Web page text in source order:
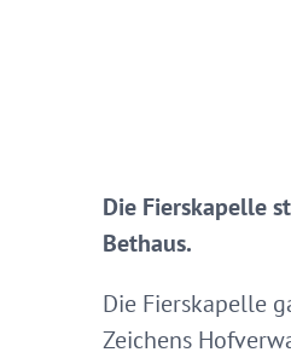
Die Fierskapelle
Bethaus.
Die Fierskapelle
Zeichens